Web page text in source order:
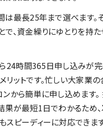
は最長25年まで選べます。
で、資金繰りにゆとりを持
24時間365日申し込みが
リットです。忙しい大家業の
ンから簡単に申し込めます
果が最短1日でわかるため
スピーディーに対応できます